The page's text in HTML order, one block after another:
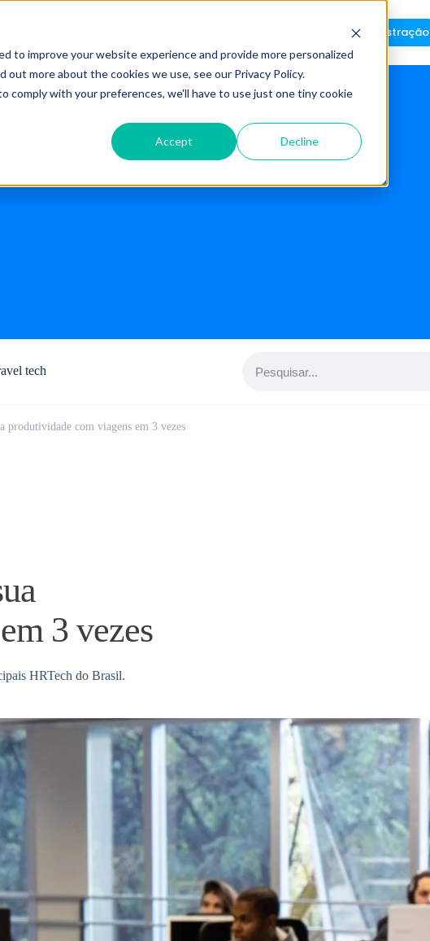
to improve your website experience and provide more personalized
more about the cookies we use, see our Privacy Policy.
with your preferences, we'll have to use just one tiny cookie
Accept Decline
Agendar demonstração
tech
produtividade com viagens em 3 vezes
3 vezes
HRTech do Brasil.